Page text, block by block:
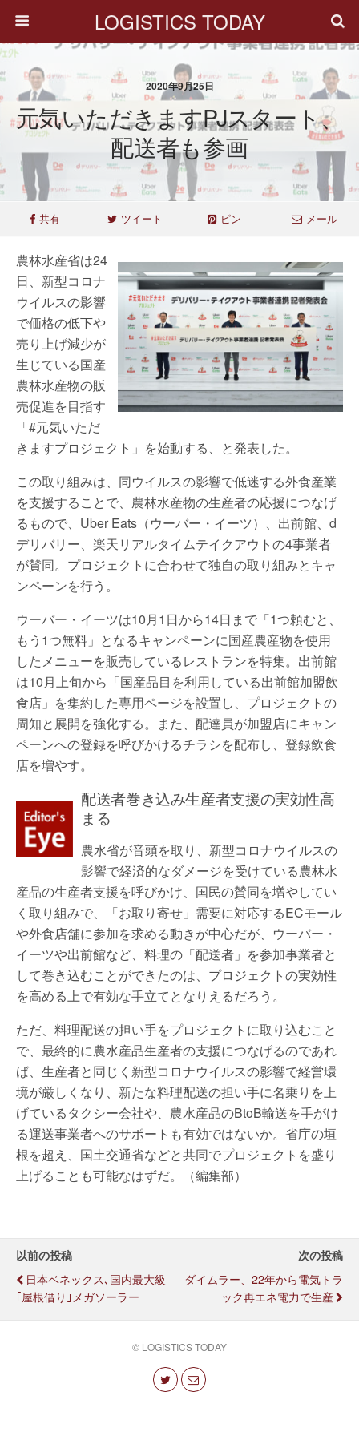
LOGISTICS TODAY
2020年9月25日
元気いただきますPJスタート、
配送者も参画
共有 ツイート ピン メール
農林水産省は24
日、新型コロナ
ウイルスの影響
で価格の低下や
売り上げ減少が
生じている国産
農林水産物の販
売促進を目指す
「#元気いただ
きますプロジェクト」を始動する、と発表した。
この取り組みは、同ウイルスの影響で低迷する外食産業
を支援することで、農林水産物の生産者の応援につなげ
るもので、Uber Eats（ウーバー・イーツ）、出前館、d
デリバリー、楽天リアルタイムテイクアウトの4事業者
が賛同。プロジェクトに合わせて独自の取り組みとキャ
ンペーンを行う。
ウーバー・イーツは10月1日から14日まで「1つ頼むと、
もう1つ無料」となるキャンペーンに国産農産物を使用
したメニューを販売しているレストランを特集。出前館
は10月上旬から「国産品目を利用している出前館加盟飲
食店」を集約した専用ページを設置し、プロジェクトの
周知と展開を強化する。また、配達員が加盟店にキャン
ペーンへの登録を呼びかけるチラシを配布し、登録飲食
店を増やす。
配送者巻き込み生産者支援の実効性高
まる
農水省が音頭を取り、新型コロナウイルスの
影響で経済的なダメージを受けている農林水
産品の生産者支援を呼びかけ、国民の賛同を増やしてい
く取り組みで、「お取り寄せ」需要に対応するECモール
や外食店舗に参加を求める動きが中心だが、ウーバー・
イーツや出前館など、料理の「配送者」を参加事業者と
して巻き込むことができたのは、プロジェクトの実効性
を高める上で有効な手立てとなりえるだろう。
ただ、料理配送の担い手をプロジェクトに取り込むこと
で、最終的に農水産品生産者の支援につなげるのであれ
ば、生産者と同じく新型コロナウイルスの影響で経営環
境が厳しくなり、新たな料理配送の担い手に名乗りを上
げているタクシー会社や、農水産品のBtoB輸送を手がけ
る運送事業者へのサポートも有効ではないか。省庁の垣
根を超え、国土交通省などと共同でプロジェクトを盛り
上げることも可能なはずだ。（編集部）
以前の投稿
日本ベネックス､国内最大級
｢屋根借り｣メガソーラー
次の投稿
ダイムラー、22年から電気トラ
ック再エネ電力で生産
© LOGISTICS TODAY